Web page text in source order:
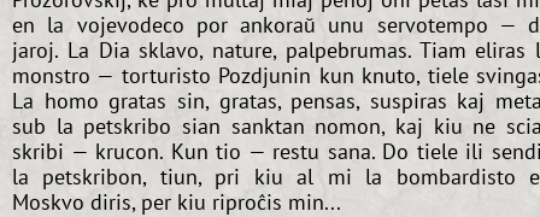
en la vojevodeco por ankoraŭ unu servotempo —
jaroj. La Dia sklavo, nature, palpebrumas. Tiam eliras
monstro — torturisto Pozdjunin kun knuto, tiele
La homo gratas sin, gratas, pensas, suspiras kaj
sub la petskribo sian sanktan nomon, kaj kiu ne
skribi — krucon. Kun tio — restu sana. Do tiele ili
la petskribon, tiun, pri kiu al mi la bombardisto
Moskvo diris, per kiu riproĉis min...